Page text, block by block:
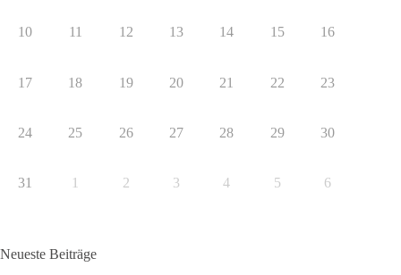
10 11 12 13 14 15 16
17 18 19 20 21 22 23
24 25 26 27 28 29 30
31 1 2 3 4 5 6
Neueste Beiträge